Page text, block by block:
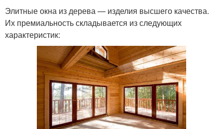
Элитные окна из дерева — изделия высшего качества.
Их премиальность складывается из следующих
характеристик: